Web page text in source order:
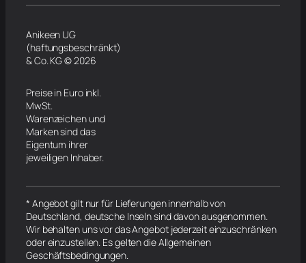
Anikeen UG
(haftungsbeschränkt)
& Co. KG © 2026
Preise in Euro inkl.
MwSt.
Warenzeichen und
Marken sind das
Eigentum ihrer
jeweiligen Inhaber.
* Angebot gilt nur für Lieferungen innerhalb von
Deutschland, deutsche Inseln sind davon ausgenommen.
Wir behalten uns vor das Angebot jederzeit einzuschränken
oder einzustellen. Es gelten die Allgemeinen
Geschäftsbedingungen.